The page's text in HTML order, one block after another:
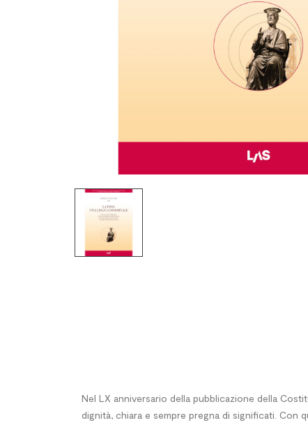
Nel LX anniversario della pubblicazione della
dignità, chiara e sempre pregna di significati. Con